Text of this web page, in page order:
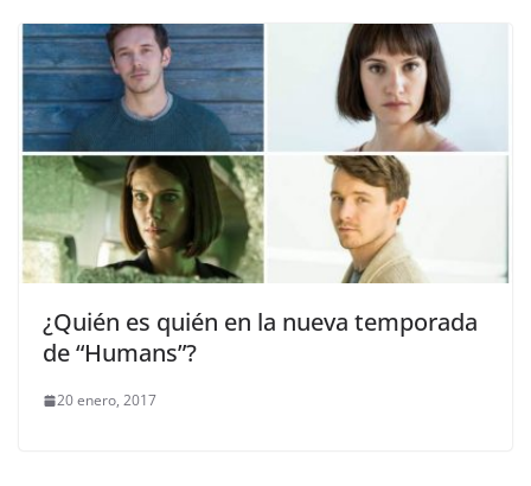
¿Quién es quién en la nueva temporada
de “Humans”?
20 enero, 2017